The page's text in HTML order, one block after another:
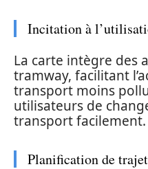
Incitation à
La carte intègre des
tramway, facilitant
transport moins
utilisateurs de
transport facilement.
Planification de